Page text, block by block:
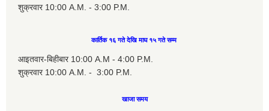
शुक्रवार 10:00 A.M. - 3:00 P.M.
कार्तिक १६ गते देखि माघ १५ गते सम्म
आइतवार-बिहीबार 10:00 A.M - 4:00 P.M.
शुक्रवार 10:00 A.M. - 3:00 P.M.
खाजा समय